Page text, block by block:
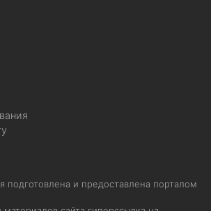
подготовлена и предоставлена порталом